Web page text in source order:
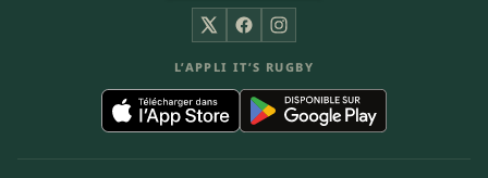
X FacebookInstagram
L’APPLI IT’S RUGBY